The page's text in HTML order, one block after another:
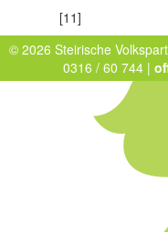
[11]
© 2026 Steirische
0316 / 60 744 |